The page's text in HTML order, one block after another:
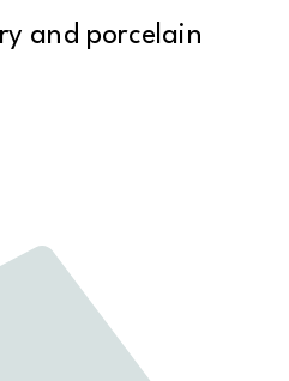
and porcelain